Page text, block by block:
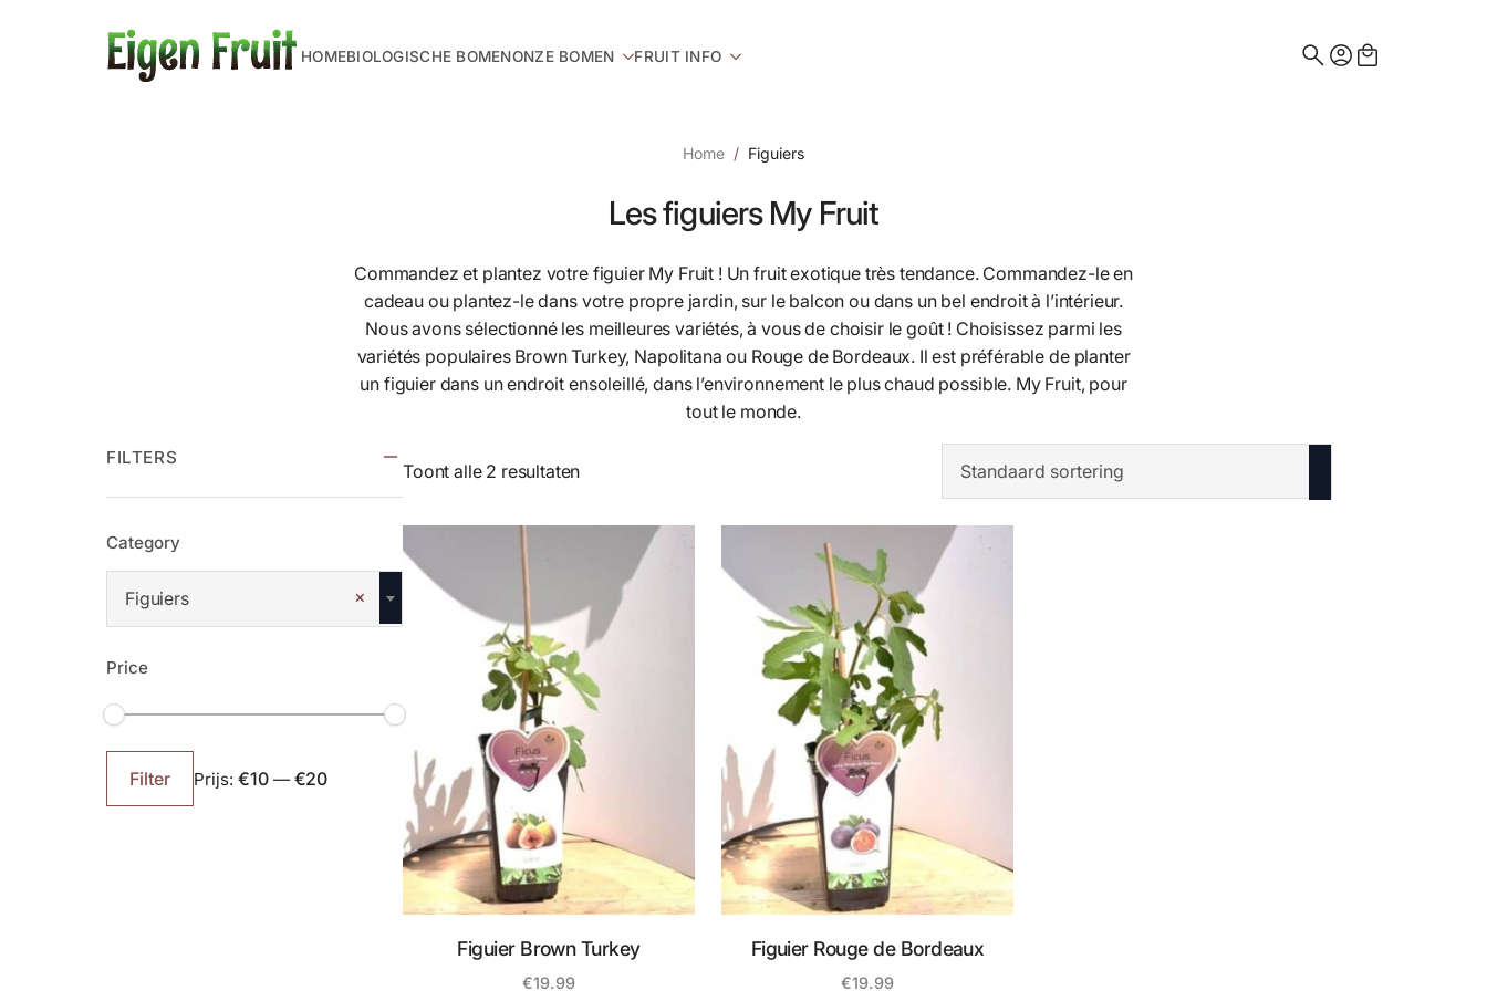
HOMEBIOLOGISCHE BOMENONZE BOMEN FRUIT INFO
Home Figuiers
Les figuiers My Fruit
Commandez et plantez votre figuier My Fruit ! Un fruit exotique très tendance. Commandez-le en
cadeau ou plantez-le dans votre propre jardin, sur le balcon ou dans un bel endroit à l’intérieur.
Nous avons sélectionné les meilleures variétés, à vous de choisir le goût ! Choisissez parmi les
variétés populaires Brown Turkey, Napolitana ou Rouge de Bordeaux. Il est préférable de planter
un figuier dans un endroit ensoleillé, dans l’environnement le plus chaud possible. My Fruit, pour
tout le monde.
FILTERS
Category
×
Figuiers
Price
Min.
prijs
Max.
prijsFilter Prijs: €10—€20
Toont alle 2 resultaten
Figuier Brown Turkey
€19.99
Figuier Rouge de Bordeaux
€19.99